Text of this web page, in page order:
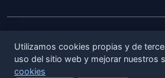
reservados.
Utilizamos cookies propias y de
uso del sitio web y mejorar nuestros
cookies